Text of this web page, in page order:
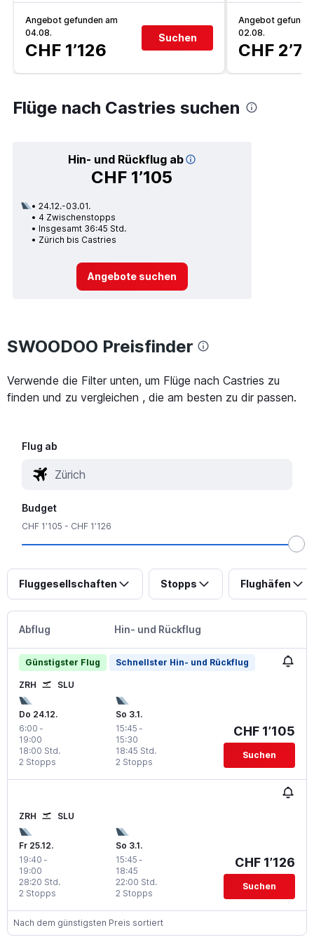
Angebot gefunden am
04.08.
CHF 1’126
Suchen
Angebot
02.08.
CHF
Flüge nach Castries suchen
Hin- und Rückflug ab
CHF 1’105
24.12.-03.01.
4 Zwischenstopps
Insgesamt 36:45 Std.
Zürich bis Castries
Angebote suchen
SWOODOO Preisfinder
Verwende die Filter unten, um Flüge nach Castries zu
finden und zu vergleichen , die am besten zu dir passen.
Flug ab
Budget
CHF 1’105 - CHF 1’126
Fluggesellschaften Stopps Flughäfen
Abflug Hin- und Rückflug
Günstigster Flug Schnellster Hin- und Rückflug
ZRH SLU
Do 24.12.
6:00 -
19:00
2 Stopps
18:00 Std.
So 3.1.
15:45 -
15:30
2 Stopps
18:45 Std.
CHF 1’105
Suchen
ZRH SLU
Fr 25.12.
19:40 -
19:00
2 Stopps
28:20 Std.
So 3.1.
15:45 -
18:45
2 Stopps
22:00 Std.
CHF 1’126
Suchen
Nach dem günstigsten Preis sortiert